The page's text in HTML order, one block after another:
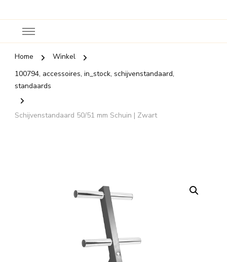
Home
Winkel
100794, accessoires, in_stock, schijvenstandaard,
standaards
Schijvenstandaard 50/51 mm Schuin | Zwart